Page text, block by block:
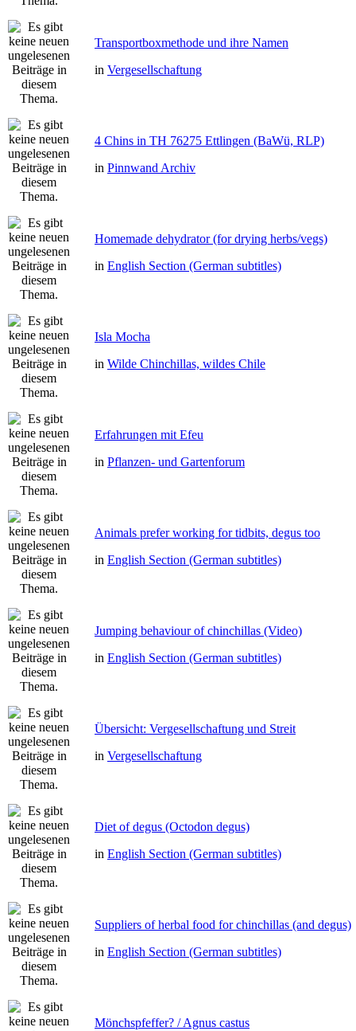
Transportboxmethode und ihre Namen
in Vergesellschaftung
4 Chins in TH 76275 Ettlingen (BaWü, RLP)
in Pinnwand Archiv
Homemade dehydrator (for drying herbs/vegs)
in English Section (German subtitles)
Isla Mocha
in Wilde Chinchillas, wildes Chile
Erfahrungen mit Efeu
in Pflanzen- und Gartenforum
Animals prefer working for tidbits, degus too
in English Section (German subtitles)
Jumping behaviour of chinchillas (Video)
in English Section (German subtitles)
Übersicht: Vergesellschaftung und Streit
in Vergesellschaftung
Diet of degus (Octodon degus)
in English Section (German subtitles)
Suppliers of herbal food for chinchillas (and degus)
in English Section (German subtitles)
Mönchspfeffer? / Agnus castus